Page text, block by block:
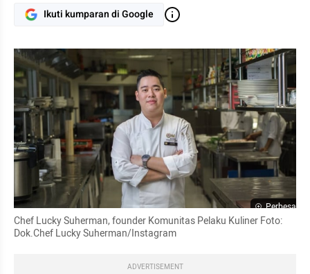
Ikuti kumparan di Google
Perbesar
Chef Lucky Suherman, founder Komunitas Pelaku Kuliner Foto:
Dok.Chef Lucky Suherman/Instagram
ADVERTISEMENT